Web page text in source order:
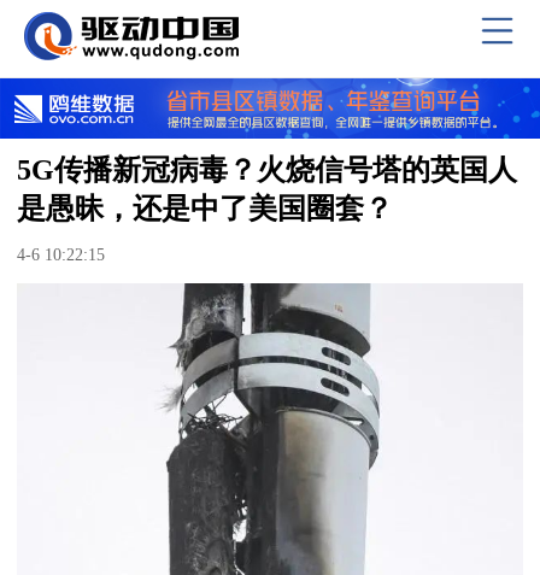
5G传播新冠病毒？火烧信号塔的英国人
是愚昧，还是中了美国圈套？
4-6 10:22:15